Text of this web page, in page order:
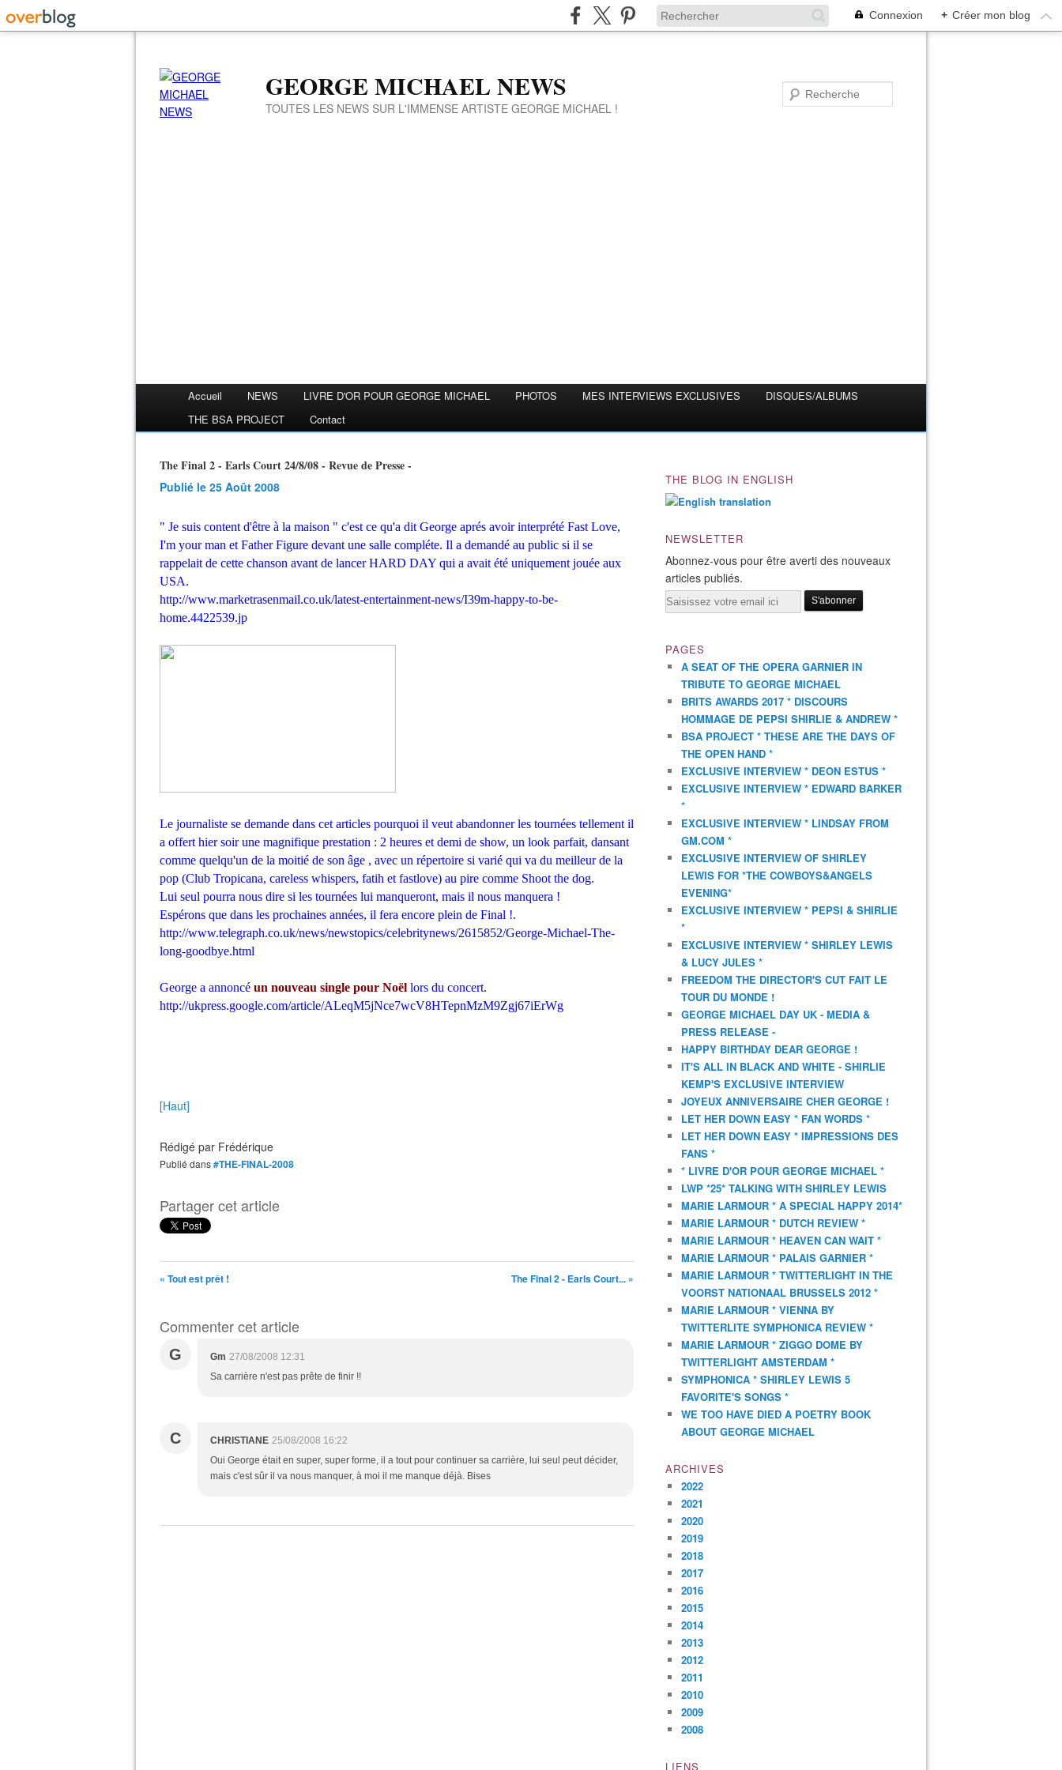
Connexion + Créer mon blog
GEORGE MICHAEL NEWS
TOUTES LES NEWS SUR L'IMMENSE ARTISTE GEORGE MICHAEL !
Accueil NEWS LIVRE D'OR POUR GEORGE MICHAEL PHOTOS MES INTERVIEWS EXCLUSIVES
DISQUES/ALBUMS
THE BSA PROJECT
Contact
The Final 2 - Earls Court 24/8/08 - Revue de Presse -
Publié le 25 Août 2008
" Je suis content d'être à la maison " c'est ce qu'a dit George aprés avoir interprété Fast Love,
I'm your man et Father Figure devant une salle compléte. Il a demandé au public si il se
rappelait de cette chanson avant de lancer HARD DAY qui a avait été uniquement jouée aux
USA.
http://www.marketrasenmail.co.uk/latest-entertainment-news/I39m-happy-to-be-
home.4422539.jp
Le journaliste se demande dans cet articles pourquoi il veut abandonner les tournées tellement il
a offert hier soir une magnifique prestation : 2 heures et demi de show, un look parfait, dansant
comme quelqu'un de la moitié de son âge , avec un répertoire si varié qui va du meilleur de la
pop (Club Tropicana, careless whispers, fatih et fastlove) au pire comme Shoot the dog.
Lui seul pourra nous dire si les tournées lui manqueront, mais il nous manquera !
Espérons que dans les prochaines années, il fera encore plein de Final !.
http://www.telegraph.co.uk/news/newstopics/celebritynews/2615852/George-Michael-The-
long-goodbye.html
George a annoncé un nouveau single pour Noël lors du concert.
http://ukpress.google.com/article/ALeqM5jNce7wcV8HTepnMzM9Zgj67iErWg
[Haut]
Rédigé par Frédérique
Publié dans#THE-FINAL-2008
Partager cet article
« Tout est prêt ! The Final 2 - Earls Court... »
Commenter cet article
G Gm 27/08/2008 12:31
Sa carrière n'est pas prête de finir !!
C CHRISTIANE 25/08/2008 16:22
Oui George était en super, super forme, il a tout pour continuer sa carrière, lui seul peut décider,
mais c'est sûr il va nous manquer, à moi il me manque déjà. Bises
THE BLOG IN ENGLISH
NEWSLETTER
Abonnez-vous pour être averti des nouveaux
articles publiés.
Email
PAGES
A SEAT OF THE OPERA GARNIER IN
TRIBUTE TO GEORGE MICHAEL
BRITS AWARDS 2017 * DISCOURS
HOMMAGE DE PEPSI SHIRLIE & ANDREW *
BSA PROJECT * THESE ARE THE DAYS OF
THE OPEN HAND *
EXCLUSIVE INTERVIEW * DEON ESTUS *
EXCLUSIVE INTERVIEW * EDWARD BARKER
*
EXCLUSIVE INTERVIEW * LINDSAY FROM
GM.COM *
EXCLUSIVE INTERVIEW OF SHIRLEY
LEWIS FOR *THE COWBOYS&ANGELS
EVENING*
EXCLUSIVE INTERVIEW * PEPSI & SHIRLIE
*
EXCLUSIVE INTERVIEW * SHIRLEY LEWIS
& LUCY JULES *
FREEDOM THE DIRECTOR'S CUT FAIT LE
TOUR DU MONDE !
GEORGE MICHAEL DAY UK - MEDIA &
PRESS RELEASE -
HAPPY BIRTHDAY DEAR GEORGE !
IT'S ALL IN BLACK AND WHITE - SHIRLIE
KEMP'S EXCLUSIVE INTERVIEW
JOYEUX ANNIVERSAIRE CHER GEORGE !
LET HER DOWN EASY * FAN WORDS *
LET HER DOWN EASY * IMPRESSIONS DES
FANS *
* LIVRE D'OR POUR GEORGE MICHAEL *
LWP *25* TALKING WITH SHIRLEY LEWIS
MARIE LARMOUR * A SPECIAL HAPPY 2014*
MARIE LARMOUR * DUTCH REVIEW *
MARIE LARMOUR * HEAVEN CAN WAIT *
MARIE LARMOUR * PALAIS GARNIER *
MARIE LARMOUR * TWITTERLIGHT IN THE
VOORST NATIONAAL BRUSSELS 2012 *
MARIE LARMOUR * VIENNA BY
TWITTERLITE SYMPHONICA REVIEW *
MARIE LARMOUR * ZIGGO DOME BY
TWITTERLIGHT AMSTERDAM *
SYMPHONICA * SHIRLEY LEWIS 5
FAVORITE'S SONGS *
WE TOO HAVE DIED A POETRY BOOK
ABOUT GEORGE MICHAEL
ARCHIVES
2022
2021
2020
2019
2018
2017
2016
2015
2014
2013
2012
2011
2010
2009
2008
LIENS